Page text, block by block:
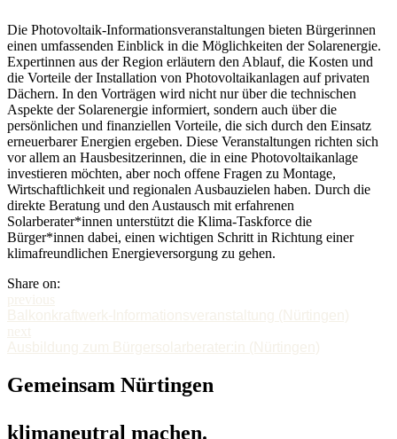
Die Photovoltaik-Informationsveranstaltungen bieten Bürgerinnen
einen umfassenden Einblick in die Möglichkeiten der Solarenergie.
Expertinnen aus der Region erläutern den Ablauf, die Kosten und
die Vorteile der Installation von Photovoltaikanlagen auf privaten
Dächern. In den Vorträgen wird nicht nur über die technischen
Aspekte der Solarenergie informiert, sondern auch über die
persönlichen und finanziellen Vorteile, die sich durch den Einsatz
erneuerbarer Energien ergeben. Diese Veranstaltungen richten sich
vor allem an Hausbesitzerinnen, die in eine Photovoltaikanlage
investieren möchten, aber noch offene Fragen zu Montage,
Wirtschaftlichkeit und regionalen Ausbauzielen haben. Durch die
direkte Beratung und den Austausch mit erfahrenen
Solarberater*innen unterstützt die Klima-Taskforce die
Bürger*innen dabei, einen wichtigen Schritt in Richtung einer
klimafreundlichen Energieversorgung zu gehen.
Share on:
previous
Balkonkraftwerk-Informationsveranstaltung (Nürtingen)
next
Ausbildung zum Bürgersolarberater:in (Nürtingen)
Gemeinsam Nürtingen
klimaneutral machen.